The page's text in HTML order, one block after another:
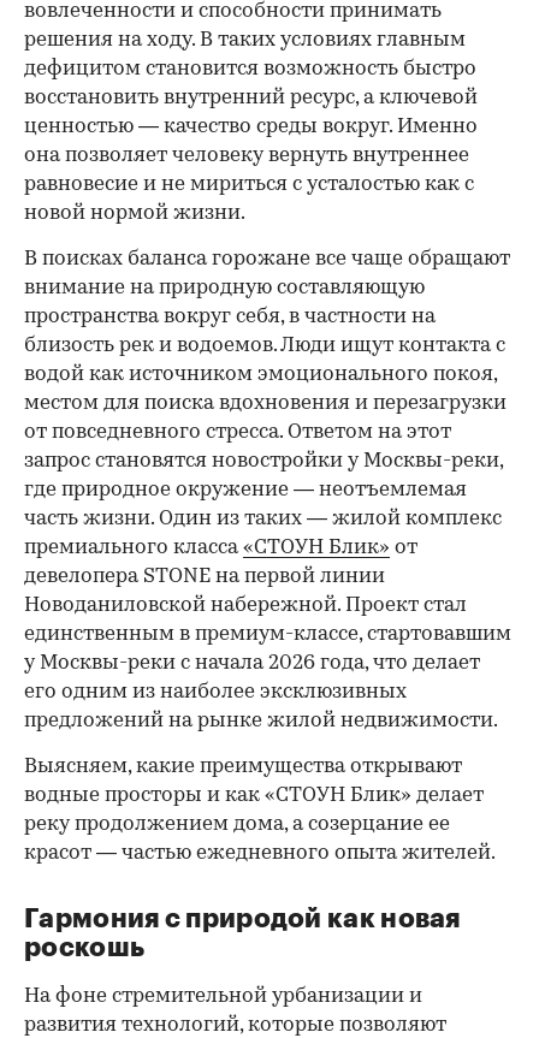
вовлеченности и способности принимать
решения на ходу. В таких условиях главным
дефицитом становится возможность быстро
восстановить внутренний ресурс, а ключевой
ценностью — качество среды вокруг. Именно
она позволяет человеку вернуть внутреннее
равновесие и не мириться с усталостью как с
новой нормой жизни.
В поисках баланса горожане все чаще обращают
внимание на природную составляющую
пространства вокруг себя, в частности на
близость рек и водоемов. Люди ищут контакта с
водой как источником эмоционального покоя,
местом для поиска вдохновения и перезагрузки
от повседневного стресса. Ответом на этот
запрос становятся новостройки у Москвы-реки,
где природное окружение — неотъемлемая
часть жизни. Один из таких — жилой комплекс
премиального класса«СТОУН Блик» от
девелопера STONE на первой линии
Новоданиловской набережной. Проект стал
единственным в премиум-классе, стартовавшим
у Москвы-реки с начала 2026 года, что делает
его одним из наиболее эксклюзивных
предложений на рынке жилой недвижимости.
Выясняем, какие преимущества открывают
водные просторы и как «СТОУН Блик» делает
реку продолжением дома, а созерцание ее
красот — частью ежедневного опыта жителей.
Гармония с природой как новая
роскошь
На фоне стремительной урбанизации и
развития технологий, которые позволяют